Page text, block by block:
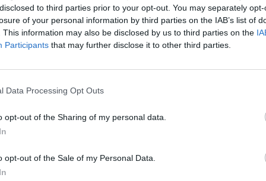
to third parties prior to your opt-out. You may separately
of your personal information by third parties on the IAB’s list of
This information may also be disclosed by us to third parties on the
Participants that may further disclose it to other third parties.
Data Processing Opt Outs
opt-out of the Sharing of my personal data.
opt-out of the Sale of my Personal Data.
Visi įrašai
akimirką prieš mirtį: „Tai buvo simbolinis
Žinios Lietuvos diena